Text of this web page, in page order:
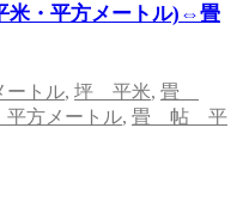
米・平方メートル)⇔畳
トル, 坪 平米, 畳
方メートル, 畳 帖 平